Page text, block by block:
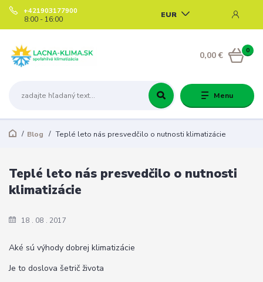
Menu
EUR
+421903177900
8:00 - 16:00
0
0,00 €
Blog Teplé leto nás presvedčilo o nutnosti klimatizácie
18 08 2017
Teplé leto nás presvedčilo o nutnosti
klimatizácie
Aké sú výhody dobrej klimatizácie
Je to doslova šetrič života